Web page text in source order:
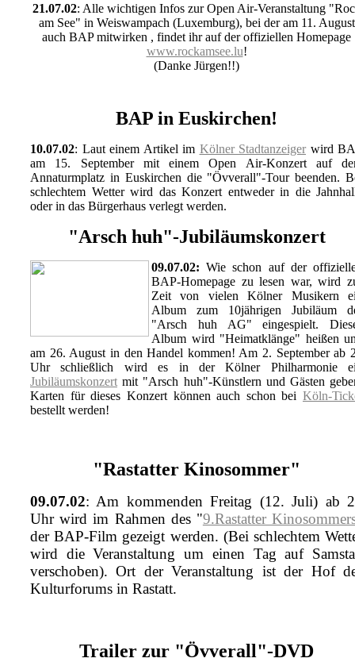
21.07.02: Alle wichtigen Infos zur Open Air-Veranstaltung
am See" in Weiswampach (Luxemburg), bei der am 11. August
auch BAP mitwirken , findet ihr auf der offiziellen Homepage
www.rockamsee.lu!
(Danke Jürgen!!)
BAP in Euskirchen!
10.07.02: Laut einem Artikel im Kölner Stadtanzeiger wird
am 15. September mit einem Open Air-Konzert auf
Annaturmplatz in Euskirchen die "Övverall"-Tour beenden.
schlechtem Wetter wird das Konzert entweder in die
oder in das Bürgerhaus verlegt werden.
"Arsch huh"-Jubiläumskonzert
09.07.02: Wie schon auf der
BAP-Homepage zu lesen war, wird
Zeit von vielen Kölner Musikern
Album zum 10jährigen Jubiläum
"Arsch huh AG" eingespielt.
Album wird "Heimatklänge" heißen
am 26. August in den Handel kommen! Am 2. September ab
Uhr schließlich wird es in der Kölner Philharmonie
Jubiläumskonzert mit "Arsch huh"-Künstlern und Gästen
Karten für dieses Konzert können auch schon bei Köln-
bestellt werden!
"Rastatter Kinosommer"
09.07.02: Am kommenden Freitag (12. Juli) ab
Uhr wird im Rahmen des "9.Rastatter
der BAP-Film gezeigt werden. (Bei schlechtem
wird die Veranstaltung um einen Tag auf
verschoben). Ort der Veranstaltung ist der Hof
Kulturforums in Rastatt.
Trailer zur "Övverall"-DVD